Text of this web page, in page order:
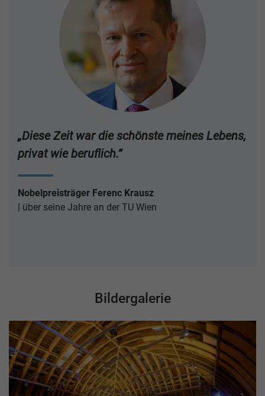
„Diese Zeit war die schönste meines Lebens,
privat wie beruflich.“
Nobelpreisträger Ferenc Krausz
über seine Jahre an der TU Wien
Bildergalerie